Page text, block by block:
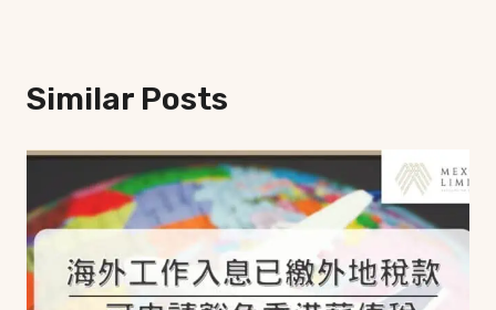
Similar Posts